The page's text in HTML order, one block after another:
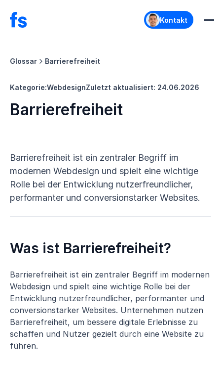
Kontakt
Glossar Barrierefreiheit
Kategorie:WebdesignZuletzt aktualisiert: 24.06.2026
Barrierefreiheit
Barrierefreiheit ist ein zentraler Begriff im
modernen Webdesign und spielt eine wichtige
Rolle bei der Entwicklung nutzerfreundlicher,
performanter und conversionstarker Websites.
Was ist Barrierefreiheit?
Barrierefreiheit ist ein zentraler Begriff im modernen
Webdesign und spielt eine wichtige Rolle bei der
Entwicklung nutzerfreundlicher, performanter und
conversionstarker Websites. Unternehmen nutzen
Barrierefreiheit, um bessere digitale Erlebnisse zu
schaffen und Nutzer gezielt durch eine Website zu
führen.